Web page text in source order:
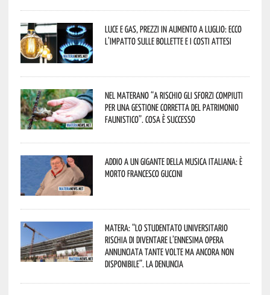
Luce e gas, prezzi in aumento a luglio: ecco
l’impatto sulle bollette e i costi attesi
Nel materano “a rischio gli sforzi compiuti
per una gestione corretta del patrimonio
faunistico”. Cosa è successo
Addio a un gigante della musica italiana: è
morto Francesco Guccini
Matera: “Lo studentato universitario
rischia di diventare l’ennesima opera
annunciata tante volte ma ancora non
disponibile”. La denuncia